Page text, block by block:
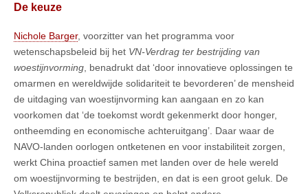
De keuze
Nichole Barger, voorzitter van het programma voor
wetenschapsbeleid bij het VN-Verdrag ter bestrijding van
woestijnvorming , benadrukt dat ‘door innovatieve oplossingen te
omarmen en wereldwijde solidariteit te bevorderen’ de mensheid
de uitdaging van woestijnvorming kan aangaan en zo kan
voorkomen dat ‘de toekomst wordt gekenmerkt door honger,
ontheemding en economische achteruitgang’. Daar waar de
NAVO-landen oorlogen ontketenen en voor instabiliteit zorgen,
werkt China proactief samen met landen over de hele wereld
om woestijnvorming te bestrijden, en dat is een groot geluk. De